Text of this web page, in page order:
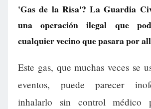
'Gas de la Risa'? La Guardia
una operación ilegal que
cualquier vecino que pasara por
Este gas, que muchas veces se
eventos, puede parecer
inhalarlo sin control médico